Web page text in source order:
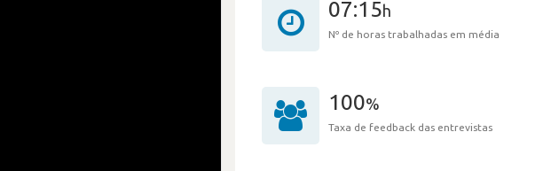
07:15h
Nº de horas trabalhadas em média
100%
Taxa de feedback das entrevistas